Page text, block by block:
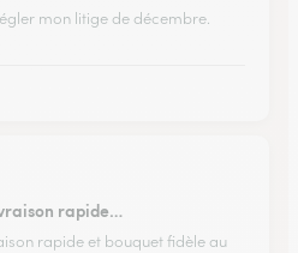
mon litige de décembre.
rapide…
rapide et bouquet fidèle au